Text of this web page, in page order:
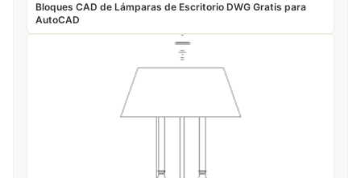
Bloques CAD de Lámparas de Escritorio DWG Gratis para
AutoCAD